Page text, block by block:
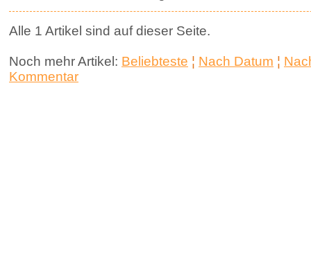
Alle 1 Artikel sind auf dieser Seite.
Noch mehr Artikel: Beliebteste ¦ Nach Datum ¦
Kommentar